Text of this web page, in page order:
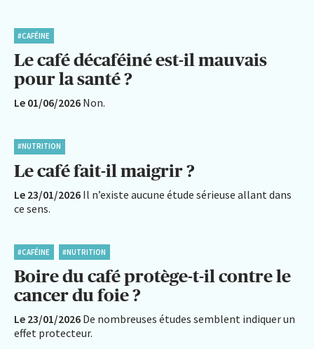
#CAFÉINE
Le café décaféiné est-il mauvais
pour la santé ?
Le 01/06/2026 Non.
#NUTRITION
Le café fait-il maigrir ?
Le 23/01/2026 Il n’existe aucune étude sérieuse allant dans
ce sens.
#CAFÉINE #NUTRITION
Boire du café protège-t-il contre le
cancer du foie ?
Le 23/01/2026 De nombreuses études semblent indiquer un
effet protecteur.